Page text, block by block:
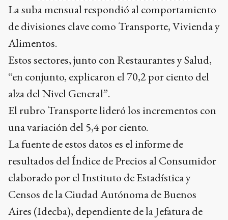
La suba mensual respondió al comportamiento
de divisiones clave como Transporte, Vivienda y
Alimentos.
Estos sectores, junto con Restaurantes y Salud,
“en conjunto, explicaron el 70,2 por ciento del
alza del Nivel General”.
El rubro Transporte lideró los incrementos con
una variación del 5,4 por ciento.
La fuente de estos datos es el informe de
resultados del Índice de Precios al Consumidor
elaborado por el Instituto de Estadística y
Censos de la Ciudad Autónoma de Buenos
Aires (Idecba), dependiente de la Jefatura de